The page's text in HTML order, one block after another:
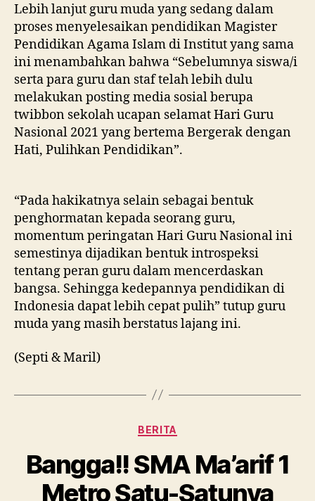
Lebih lanjut guru muda yang sedang dalam
proses menyelesaikan pendidikan Magister
Pendidikan Agama Islam di Institut yang sama
ini menambahkan bahwa “Sebelumnya siswa/i
serta para guru dan staf telah lebih dulu
melakukan posting media sosial berupa
twibbon sekolah ucapan selamat Hari Guru
Nasional 2021 yang bertema Bergerak dengan
Hati, Pulihkan Pendidikan”.
“Pada hakikatnya selain sebagai bentuk
penghormatan kepada seorang guru,
momentum peringatan Hari Guru Nasional ini
semestinya dijadikan bentuk introspeksi
tentang peran guru dalam mencerdaskan
bangsa. Sehingga kedepannya pendidikan di
Indonesia dapat lebih cepat pulih” tutup guru
muda yang masih berstatus lajang ini.
(Septi & Maril)
Kategori
BERITA
Bangga!! SMA Ma’arif 1
Metro Satu-Satunya